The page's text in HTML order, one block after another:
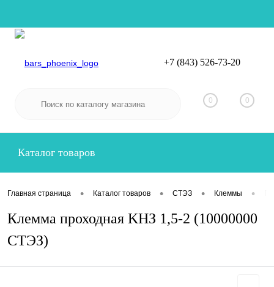
Вход
+7 (843) 526-73-20
0 0
Каталог товаров
Главная страница • Каталог товаров • СТЭЗ • Клеммы •
Клемма проходная KHЗ 1,5-2 (10000000
СТЭЗ)